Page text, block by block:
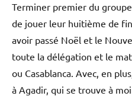
Terminer premier du
de jouer leur huitième de
avoir passé Noël et le
toute la délégation et le
ou Casablanca. Avec, en
à Agadir, qui se trouve à